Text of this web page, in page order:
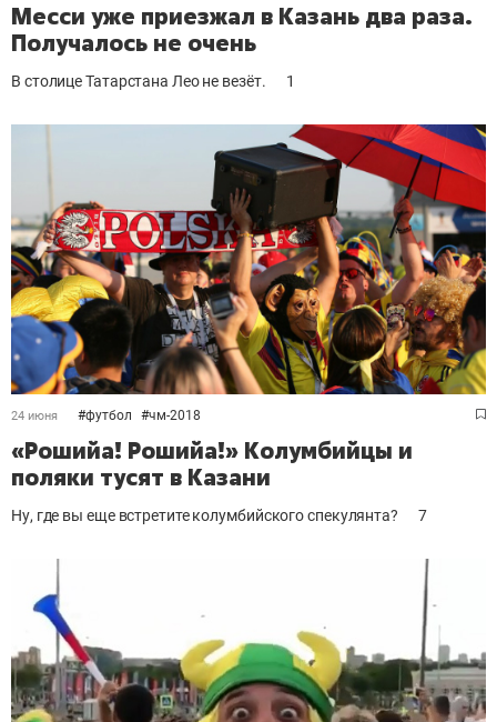
Месси уже приезжал в Казань два раза.
Получалось не очень
В столице Татарстана Лео не везёт. 1
24 июня #футбол #чм-2018
«Рошийа! Рошийа!» Колумбийцы и
поляки тусят в Казани
Ну, где вы еще встретите колумбийского спекулянта? 7